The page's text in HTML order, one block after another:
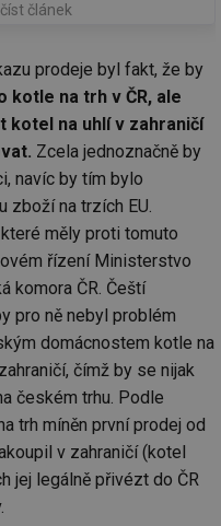
článek
prodeje byl fakt, že by
kotle na trh v ČR, ale
kotel na uhlí v zahraničí
Zcela jednoznačně by
navíc by tím bylo
zboží na trzích EU.
měly proti tomuto
řízení Ministerstvo
komora ČR. Čeští
pro ně nebyl problém
domácnostem kotle na
čímž by se nijak
českém trhu. Podle
trh míněn první prodej od
v zahraničí (kotel
jej legálně přivézt do ČR